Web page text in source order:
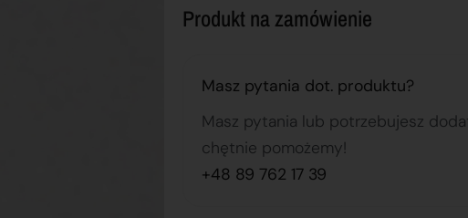
Produkt na zamówienie
Masz pytania dot. produktu?
Masz pytania lub potrzebujesz
chętnie pomożemy!
+48 89 762 17 39